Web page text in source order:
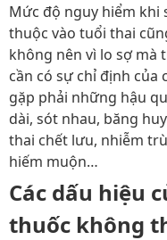
Mức độ nguy hiểm
thuộc vào tuổi thai
không nên vì lo sợ mà
cần có sự chỉ định của
gặp phải những hậu
dài, sót nhau, băng
thai chết lưu, nhiễm
hiếm muộn…
Các dấu hiệu
thuốc không